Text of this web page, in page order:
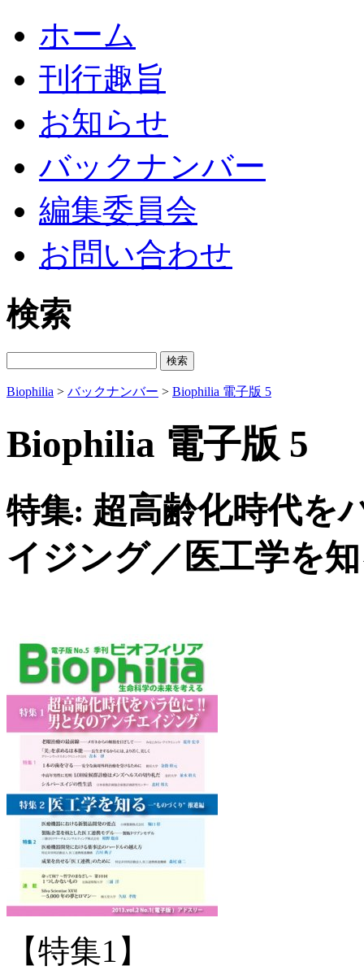
ホーム
刊行趣旨
お知らせ
バックナンバー
編集委員会
お問い合わせ
検索
Biophilia > バックナンバー > Biophilia 電子版 5
Biophilia 電子版 5
特集: 超高齢化時代を
イジング／医工学を
【特集1】